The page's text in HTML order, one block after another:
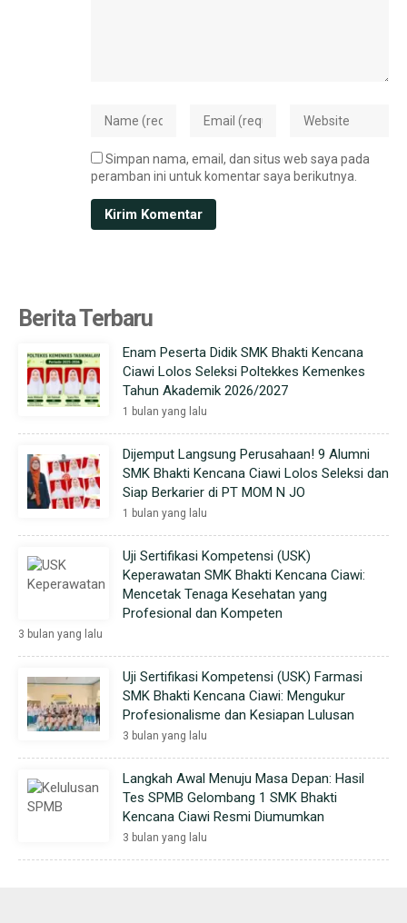
Simpan nama, email, dan situs web saya pada
peramban ini untuk komentar saya berikutnya.
Berita Terbaru
Enam Peserta Didik SMK Bhakti Kencana
Ciawi Lolos Seleksi Poltekkes Kemenkes
Tahun Akademik 2026/2027
1 bulan yang lalu
Dijemput Langsung Perusahaan! 9 Alumni
SMK Bhakti Kencana Ciawi Lolos Seleksi dan
Siap Berkarier di PT MOM N JO
1 bulan yang lalu
Uji Sertifikasi Kompetensi (USK)
Keperawatan SMK Bhakti Kencana Ciawi:
Mencetak Tenaga Kesehatan yang
Profesional dan Kompeten
3 bulan yang lalu
Uji Sertifikasi Kompetensi (USK) Farmasi
SMK Bhakti Kencana Ciawi: Mengukur
Profesionalisme dan Kesiapan Lulusan
3 bulan yang lalu
Langkah Awal Menuju Masa Depan: Hasil
Tes SPMB Gelombang 1 SMK Bhakti
Kencana Ciawi Resmi Diumumkan
3 bulan yang lalu